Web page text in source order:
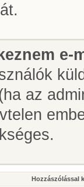
e-
az
Hozzászólással